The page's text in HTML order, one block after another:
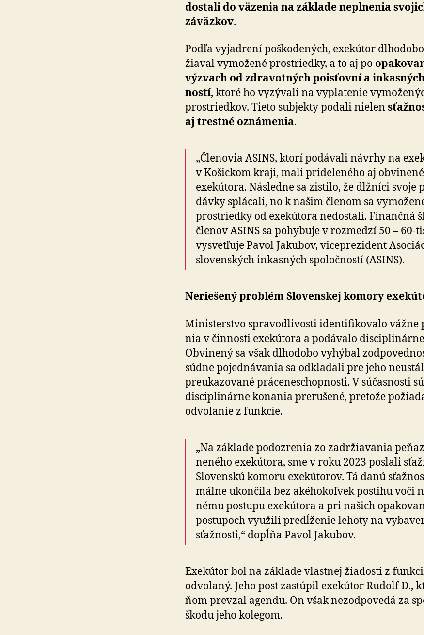
dostali do väzenia na základe neplnenia
záväzkov.
Podľa vyjadrení poškodených, exekútor
žia­val vymožené prostriedky, a to aj po
výzvach od zdravotných poisťovní a
ností, ktoré ho vyzývali na vyplatenie
prostriedkov. Tieto subjekty podali nielen
aj trestné oznámenia.
„Členovia ASINS, ktorí podávali návrhy na
v Košickom kraji, mali prideleného aj
exekútora. Následne sa zistilo, že dlžníci svoje
dáv­ky splácali, no k našim členom sa
prostriedky od exekútora nedostali. Finančná
členov ASINS sa pohybuje v rozmedzí 50 – 60-
vysvetľuje Pavol Jakubov, viceprezident
slovenských inkasných spoločností (ASINS).
Neriešený problém Slovenskej komory
Ministerstvo spravodlivosti identifikovalo vážne
nia v činnosti exekútora a podávalo
Obvinený sa však dlhodobo vyhýbal
súdne pojednávania sa odkladali pre jeho
preukazované práceneschopnosti. V súčasnosti sú
disciplinárne konania prerušené, pretože
odvolanie z funkcie.
„Na základe podozrenia zo zadržiavania
ne­ného exekútora, sme v roku 2023 poslali
Slovenskú komoru exekútorov. Tá danú
mál­ne ukončila bez akéhokoľvek postihu voči
nému postupu exekútora a pri našich
postupoch využili predĺženie lehoty na
sťažnosti,“ dopĺňa Pavol Jakubov.
Exekútor bol na základe vlastnej žiadosti z
odvolaný. Jeho post zastúpil exekútor Rudolf D.,
ňom prevzal agendu. On však nezodpovedá za
škodu jeho kolegom.